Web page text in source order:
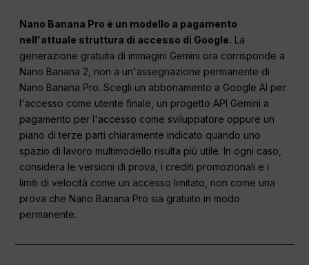
Nano Banana Pro è un modello a pagamento
nell'attuale struttura di accesso di Google. La
generazione gratuita di immagini Gemini ora corrisponde a
Nano Banana 2, non a un'assegnazione permanente di
Nano Banana Pro. Scegli un abbonamento a Google AI per
l'accesso come utente finale, un progetto API Gemini a
pagamento per l'accesso come sviluppatore oppure un
piano di terze parti chiaramente indicato quando uno
spazio di lavoro multimodello risulta più utile. In ogni caso,
considera le versioni di prova, i crediti promozionali e i
limiti di velocità come un accesso limitato, non come una
prova che Nano Banana Pro sia gratuito in modo
permanente.